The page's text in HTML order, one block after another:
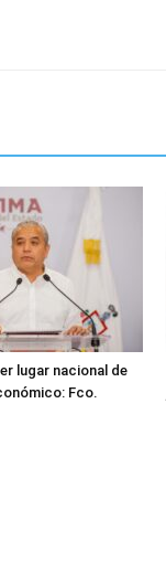
lugar nacional de
Fco.